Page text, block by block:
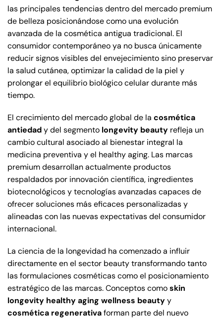
las principales tendencias dentro del mercado premium
de belleza posicionándose como una evolución
avanzada de la cosmética antigua tradicional. El
consumidor contemporáneo ya no busca únicamente
reducir signos visibles del envejecimiento sino preservar
la salud cutánea, optimizar la calidad de la piel y
prolongar el equilibrio biológico celular durante más
tiempo.
El crecimiento del mercado global de la cosmética
antiedady del segmento longevity beauty refleja un
cambio cultural asociado al bienestar integral la
medicina preventiva y el healthy aging. Las marcas
premium desarrollan actualmente productos
respaldados por innovación científica, ingredientes
biotecnológicos y tecnologías avanzadas capaces de
ofrecer soluciones más eficaces personalizadas y
alineadas con las nuevas expectativas del consumidor
internacional.
La ciencia de la longevidad ha comenzado a influir
directamente en el sector beauty transformando tanto
las formulaciones cosméticas como el posicionamiento
estratégico de las marcas. Conceptos comoskin
longevity healthy aging wellness beautyy
cosmética regenerativaforman parte del nuevo